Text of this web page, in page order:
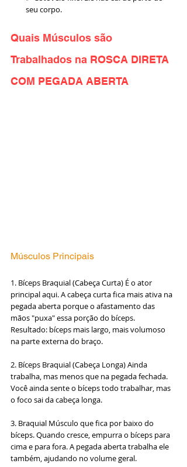
seu corpo.
Quais Músculos são
Trabalhados na ROSCA DIRETA
COM PEGADA ABERTA
Músculos Principais
1. Bíceps Braquial (Cabeça Curta) É o ator
principal aqui. A cabeça curta fica mais ativa na
pegada aberta porque o afastamento das
mãos "puxa" essa porção do bíceps.
Resultado: bíceps mais largo, mais volumoso
na parte externa do braço.
2. Bíceps Braquial (Cabeça Longa) Ainda
trabalha, mas menos que na pegada fechada.
Você ainda sente o bíceps todo trabalhar, mas
o foco sai da cabeça longa.
3. Braquial Músculo que fica por baixo do
bíceps. Quando cresce, empurra o bíceps para
cima e para fora. A pegada aberta trabalha ele
também, ajudando no volume geral.